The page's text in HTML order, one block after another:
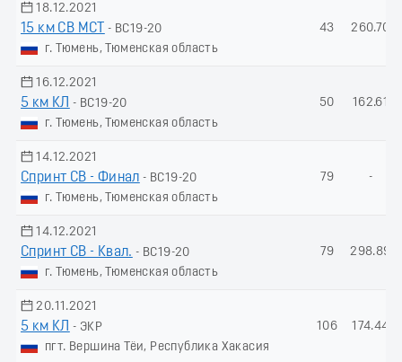
18.12.2021
15 км СВ МСТ
- ВС19-20
г. Тюмень, Тюменская область
43 260.70
16.12.2021
5 км КЛ
- ВС19-20
г. Тюмень, Тюменская область
50 162.61
14.12.2021
Спринт СВ - Финал - ВС19-20
г. Тюмень, Тюменская область
79 -
14.12.2021
Спринт СВ - Квал. - ВС19-20
г. Тюмень, Тюменская область
79 298.89
20.11.2021
5 км КЛ
- ЭКР
пгт. Вершина Тёи, Республика Хакасия
106 174.44